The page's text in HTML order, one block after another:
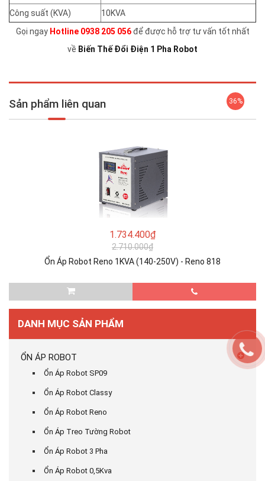
Công suất (KVA)
10KVA
Gọi ngay Hotline 0938 205 056 để được hỗ trợ tư vấn tốt nhất
về Biến Thế Đổi Điện 1 Pha Robot
Sản phẩm liên quan
1.734.400₫
2.710.000₫
Ổn Áp Robot Reno 1KVA (140-250V) - Reno 818
36%
DANH MỤC SẢN PHẨM
ỔN ÁP ROBOT
Ổn Áp Robot SP09
Ổn Áp Robot Classy
Ổn Áp Robot Reno
Ổn Áp Treo Tường Robot
Ổn Áp Robot 3 Pha
Ổn Áp Robot 0,5Kva